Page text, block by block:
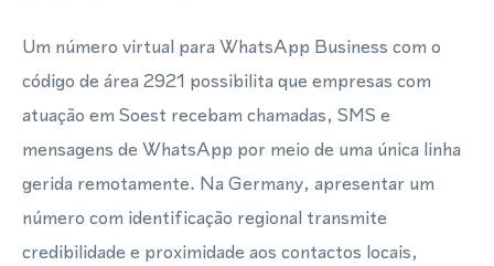
Um número virtual para WhatsApp Business com o
código de área 2921 possibilita que empresas com
atuação em Soest recebam chamadas, SMS e
mensagens de WhatsApp por meio de uma única linha
gerida remotamente. Na Germany, apresentar um
número com identificação regional transmite
credibilidade e proximidade aos contactos locais,